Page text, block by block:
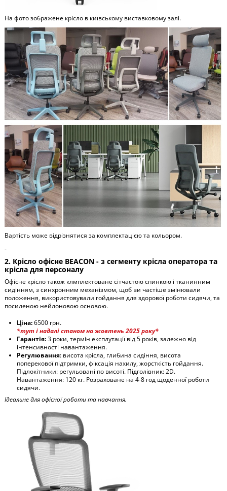
На фото зображене крісло в київському виставковому залі.
Вартість може відрізнятися за комплектацією та кольором.
-
2. Крісло офісне BEACON - з сегменту крісла оператора та
крісла для персоналу
Офісне крісло також клмплектоване сітчастою спинкою і тканинним
сидінням, з синхронним механізмом, щоб ви частіше змінювали
положення, використовували гойдання для здорової роботи сидячи, та
посиленою нейлоновою основою.
Ціна:6500 грн.
*тут і надалі станом на жовтень 2025 року*
Гарантія:3 роки, термін експлутації від 5 років, залежно від
інтенсивності навантаження.
Регулювання: висота крісла, глибина сидіння, висота
поперекової підтримки, фіксація нахилу, жорсткість гойдання.
Підлокітники: регульовані по висоті. Підголівник: 2D.
Навантаження: 120 кг. Розраховане на 4-8 год щоденної роботи
сидячи.
Ідеальне для офісної роботи та навчання.